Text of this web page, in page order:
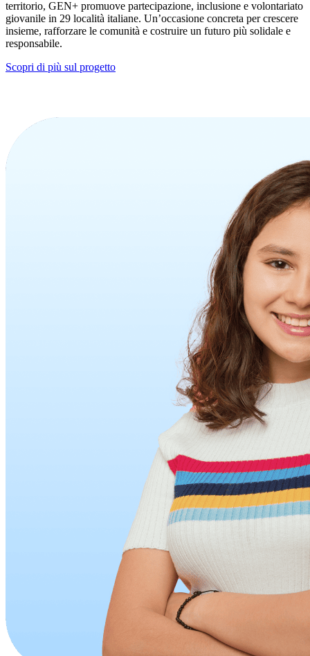
territorio, GEN+ promuove partecipazione, inclusione e volontariato
giovanile in 29 località italiane. Un’occasione concreta per crescere
insieme, rafforzare le comunità e costruire un futuro più solidale e
responsabile.
Scopri di più sul progetto